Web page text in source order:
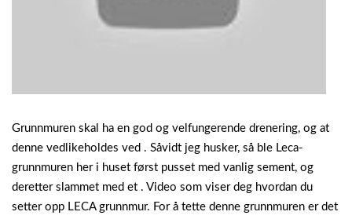
Grunnmuren skal ha en god og velfungerende drenering, og at
denne vedlikeholdes ved . Såvidt jeg husker, så ble Leca-
grunnmuren her i huset først pusset med vanlig sement, og
deretter slammet med et . Video som viser deg hvordan du
setter opp LECA grunnmur. For å tette denne grunnmuren er det